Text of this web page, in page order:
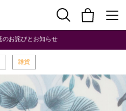
のお詫びとお知らせ
雑貨